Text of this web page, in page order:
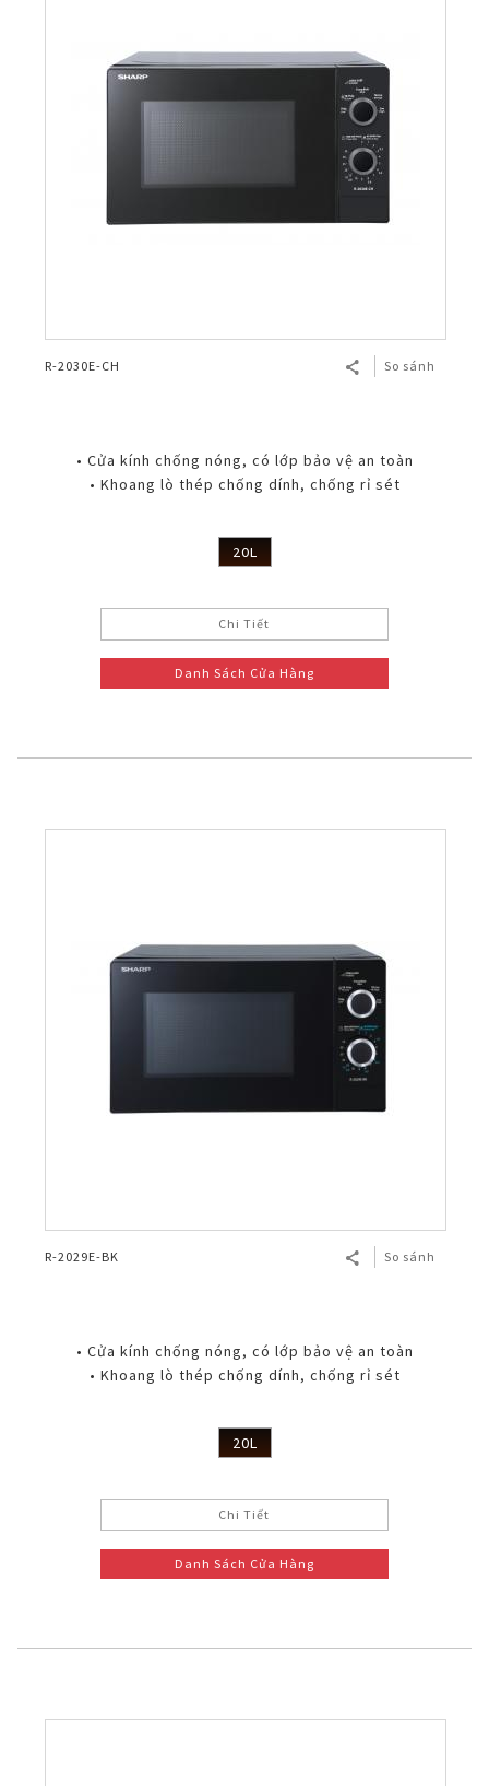
R-2030E-CH So sánh
• Cửa kính chống nóng, có lớp bảo vệ an toàn
• Khoang lò thép chống dính, chống rỉ sét
20L
Chi Tiết
Danh Sách Cửa Hàng
R-2029E-BK So sánh
• Cửa kính chống nóng, có lớp bảo vệ an toàn
• Khoang lò thép chống dính, chống rỉ sét
20L
Chi Tiết
Danh Sách Cửa Hàng